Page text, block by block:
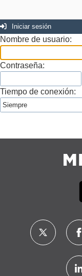
Iniciar sesión
Nombre de usuario:
Contraseña:
Tiempo de conexión: